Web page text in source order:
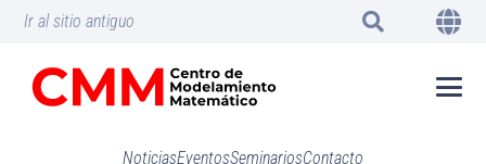
Ir al sitio antiguo
NoticiasEventosSeminariosContacto